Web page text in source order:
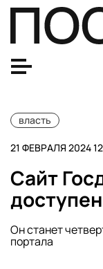
власть
21 ФЕВРАЛЯ 2024
Сайт
Он станет
портала
Американского